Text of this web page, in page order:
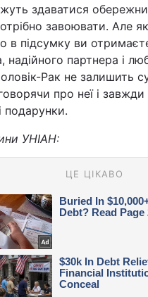
здаватися
завоювати. Але
в підсумку ви
надійного партнера і
Рак не залишить
про неї і
подарунки.
УНІАН: